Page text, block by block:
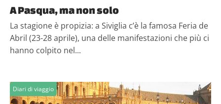
A Pasqua, ma non solo
La stagione è propizia: a Siviglia c’è la famosa Feria de
Abril (23-28 aprile), una delle manifestazioni che più ci
hanno colpito nel...
Diari di viaggio